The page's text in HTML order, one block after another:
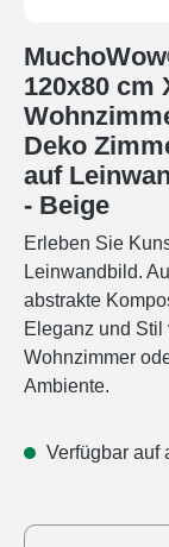
120x80 cm
Deko
auf
- Beige
Erleben Sie
Leinwandbild.
abstrakte
Eleganz und Stil
Wohnzimmer
Ambiente.
Verfügbar auf